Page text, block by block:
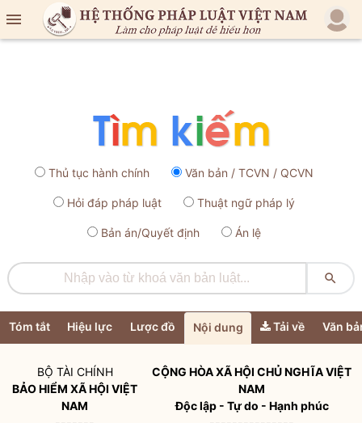

Thủ tục hành chính Văn bản / TCVN / QCVN
Hỏi đáp pháp luật Thuật ngữ pháp lý
Bản án/Quyết định Án lệ

Tóm tắt Hiệu lực Lược đồ Nội dung Tải về Văn
BỘ TÀI CHÍNH
BẢO HIỂM XÃ HỘI VIỆT
NAM
CỘNG HÒA XÃ HỘI CHỦ NGHĨA VIỆT
NAM
Độc lập - Tự do - Hạnh phúc